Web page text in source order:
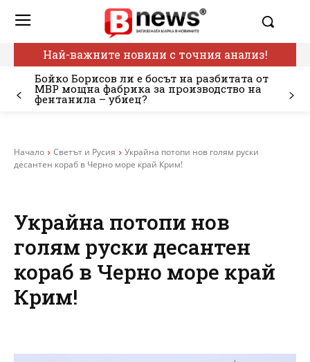
Най-важните новини с точния анализ!
Бойко Борисов ли е босът на разбитата от
МВР мощна фабрика за производство на
фентанила – убиец?
Начало Светът и Русия
Украйна потопи нов голям руски
десантен кораб в Черно море край Крим!
Украйна потопи нов
голям руски десантен
кораб в Черно море край
Крим!